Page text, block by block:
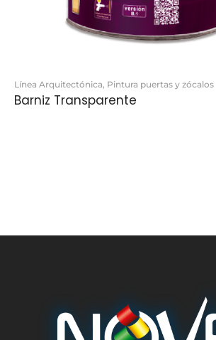
Línea Arquitectónica, Pintura puertas y zócalos
Barniz Transparente